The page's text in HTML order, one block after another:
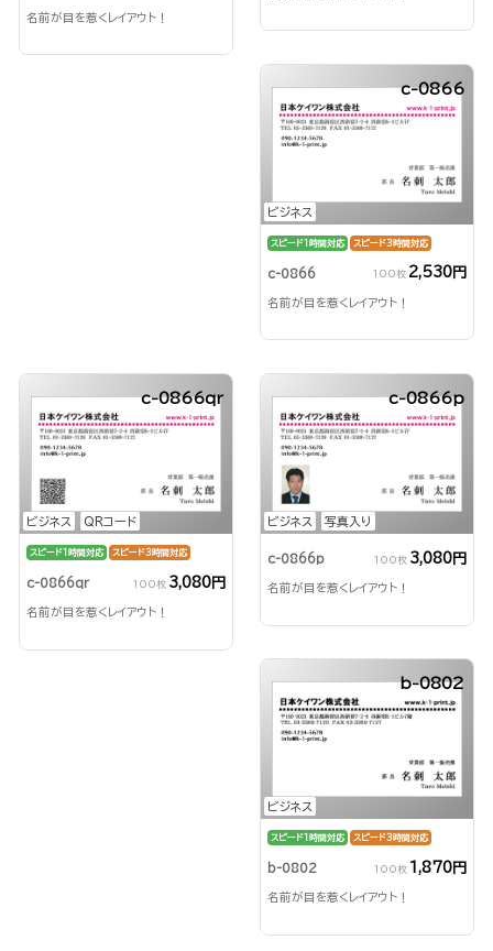
名前が目を惹くレイアウト！
ビジネス
c-0866
スピード1時間対応 スピード3時間対応
c-0866 100枚 2,530円
名前が目を惹くレイアウト！
ビジネス QRコード
c-0866qr
スピード1時間対応 スピード3時間対応
c-0866qr 100枚 3,080円
名前が目を惹くレイアウト！
ビジネス 写真入り
c-0866p
c-0866p 100枚 3,080円
名前が目を惹くレイアウト！
ビジネス
b-0802
スピード1時間対応 スピード3時間対応
b-0802 100枚 1,870円
名前が目を惹くレイアウト！